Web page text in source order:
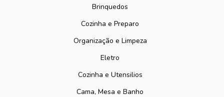
Brinquedos
Cozinha e Preparo
Organização e Limpeza
Eletro
Cozinha e Utensilios
Cama, Mesa e Banho